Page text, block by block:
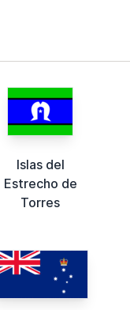
Islas del
Estrecho de
Torres